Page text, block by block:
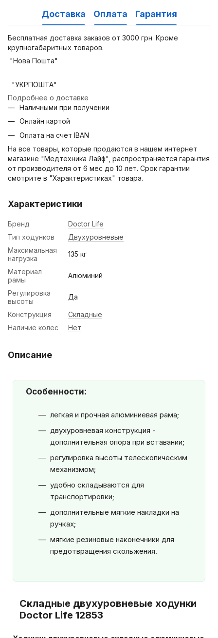
Доставка Оплата Гарантия
Бесплатная доставка заказов от 3000 грн. Кроме
крупногабаритных товаров.
"Нова Пошта"
"УКРПОШТА"
Подробнее о доставке
Наличными при получении
Онлайн картой
Оплата на счет IBAN
На все товары, которые продаются в нашем интернет
магазине "Медтехника Лайф", распространяется гарантия
от производителя от 6 мес до 10 лет. Срок гарантии
смотрите в "Характеристиках" товара.
Характеристики
Бренд
Doctor Life
Тип ходунков
Двухуровневые
Максимальная
нагрузка
135 кг
Материал
рамы
Алюминий
Регулировка
высоты
Да
Конструкция
Складные
Наличие колес
Нет
Описание
Особенности:
легкая и прочная алюминиевая рама;
двухуровневая конструкция -
дополнительная опора при вставании;
регулировка высоты телескопическим
механизмом;
удобно складываются для
транспортировки;
дополнительные мягкие накладки на
ручках;
мягкие резиновые наконечники для
предотвращения скольжения.
Складные двухуровневые ходунки
Doctor Life 12853